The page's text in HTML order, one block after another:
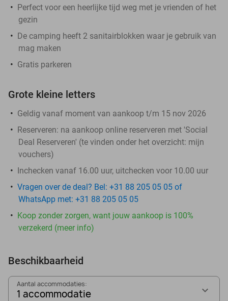
Perfect voor een heerlijke tijd weg met je vrienden of het
gezin
De camping heeft 2 sanitairblokken waar je gebruik van
mag maken
Gratis parkeren
Grote kleine letters
Geldig vanaf moment van aankoop t/m 15 nov 2026
Reserveren: na aankoop online reserveren met 'Social
Deal Reserveren' (te vinden onder het overzicht: mijn
vouchers)
Inchecken vanaf 16.00 uur, uitchecken voor 10.00 uur
Vragen over de deal? Bel: +31 88 205 05 05 of
WhatsApp met: +31 88 205 05 05
Koop zonder zorgen, want jouw aankoop is 100%
verzekerd (meer info)
Beschikbaarheid
Aantal accommodaties:
1 accommodatie